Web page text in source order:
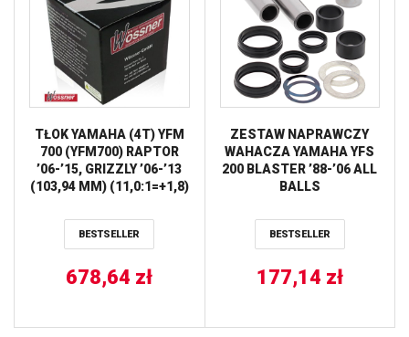
TŁOK YAMAHA (4T) YFM
700 (YFM700) RAPTOR
’06-’15, GRIZZLY ’06-’13
(103,94 MM) (11,0:1=+1,8)
BESTSELLER
678,64 zł
ZESTAW NAPRAWCZY
WAHACZA YAMAHA YFS
200 BLASTER ’88-’06 ALL
BALLS
BESTSELLER
177,14 zł